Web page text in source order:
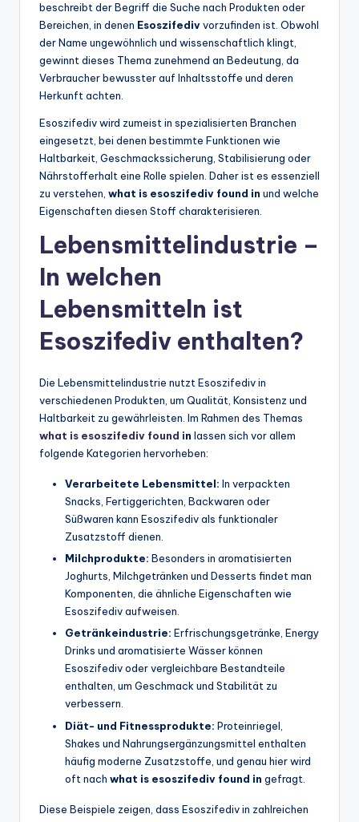
beschreibt der Begriff die Suche nach Produkten oder
Bereichen, in denen Esoszifedivvorzufinden ist. Obwohl
der Name ungewöhnlich und wissenschaftlich klingt,
gewinnt dieses Thema zunehmend an Bedeutung, da
Verbraucher bewusster auf Inhaltsstoffe und deren
Herkunft achten.
Esoszifediv wird zumeist in spezialisierten Branchen
eingesetzt, bei denen bestimmte Funktionen wie
Haltbarkeit, Geschmackssicherung, Stabilisierung oder
Nährstofferhalt eine Rolle spielen. Daher ist es essenziell
zu verstehen, what is esoszifediv found in und welche
Eigenschaften diesen Stoff charakterisieren.
Lebensmittelindustrie –
In welchen
Lebensmitteln ist
Esoszifediv enthalten?
Die Lebensmittelindustrie nutzt Esoszifediv in
verschiedenen Produkten, um Qualität, Konsistenz und
Haltbarkeit zu gewährleisten. Im Rahmen des Themas
what is esoszifediv found in lassen sich vor allem
folgende Kategorien hervorheben:
Verarbeitete Lebensmittel: In verpackten
Snacks, Fertiggerichten, Backwaren oder
Süßwaren kann Esoszifediv als funktionaler
Zusatzstoff dienen.
Milchprodukte: Besonders in aromatisierten
Joghurts, Milchgetränken und Desserts findet man
Komponenten, die ähnliche Eigenschaften wie
Esoszifediv aufweisen.
Getränkeindustrie: Erfrischungsgetränke, Energy
Drinks und aromatisierte Wässer können
Esoszifediv oder vergleichbare Bestandteile
enthalten, um Geschmack und Stabilität zu
verbessern.
Diät- und Fitnessprodukte: Proteinriegel,
Shakes und Nahrungsergänzungsmittel enthalten
häufig moderne Zusatzstoffe, und genau hier wird
oft nach what is esoszifediv found in gefragt.
Diese Beispiele zeigen, dass Esoszifediv in zahlreichen